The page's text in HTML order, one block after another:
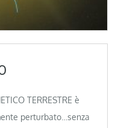
TERRESTRE è
perturbato…senza